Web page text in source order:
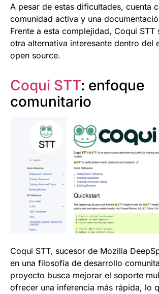
A pesar de estas dificultades, cuenta
comunidad activa y una
Frente a esta complejidad, Coqui STT
otra alternativa interesante dentro del
open source.
Coqui STT: enfoque
comunitario
Coqui STT, sucesor de Mozilla
en una filosofía de desarrollo
proyecto busca mejorar el soporte
ofrecer una inferencia más rápida, lo